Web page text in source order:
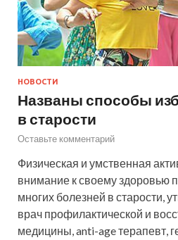
НОВОСТИ
Названы способы
в старости
Оставьте комментарий
Физическая и умственная
внимание к своему здоровью
многих болезней в старости,
врач профилактической и
медицины, anti-age терапевт,